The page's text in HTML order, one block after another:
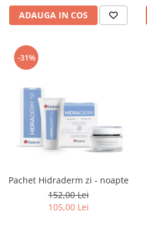
ADAUGA IN COS
-31%
Pachet Hidraderm zi - noapte
152,00 Lei
105,00 Lei